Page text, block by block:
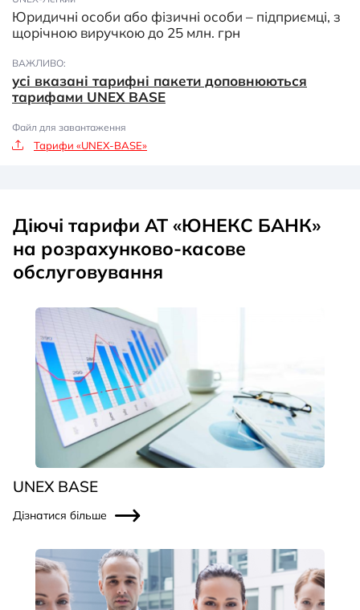
Юридичні особи або фізичні особи – підприємці, з
щорічною виручкою до 25 млн. грн
ВАЖЛИВО:
усі вказані тарифні пакети доповнюються
тарифами UNEX BASE
Файл для завантаження
Тарифи «UNEX-BASE»
Діючі тарифи АТ «ЮНЕКС БАНК»
на розрахунково-касове
обслуговування
UNEX BASE
Дізнатися більше